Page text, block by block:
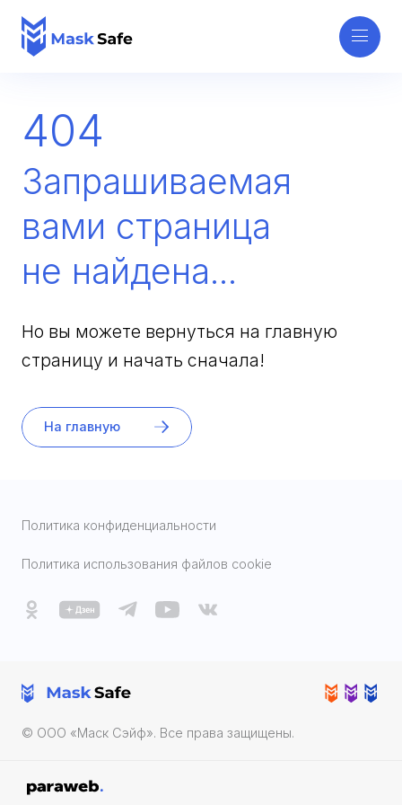
404
Запрашиваемая
вами страница
не найдена...
Но вы можете вернуться на главную
страницу и начать сначала!
На главную
Политика конфиденциальности
Политика использования файлов cookie
© ООО «Маск Cэйф». Все права защищены.